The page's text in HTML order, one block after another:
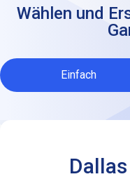
Wählen und
Einfach